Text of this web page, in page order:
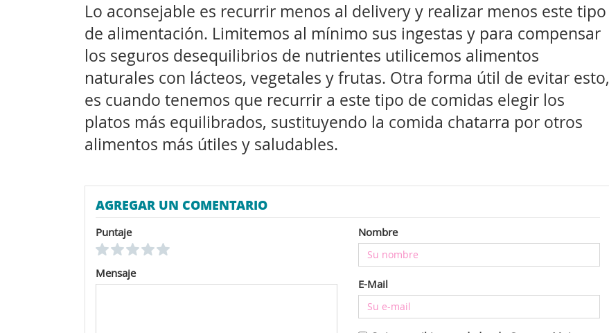
Lo aconsejable es recurrir menos al delivery y realizar menos este tipo
de alimentación. Limitemos al mínimo sus ingestas y para compensar
los seguros desequilibrios de nutrientes utilicemos alimentos
naturales con lácteos, vegetales y frutas. Otra forma útil de evitar esto,
es cuando tenemos que recurrir a este tipo de comidas elegir los
platos más equilibrados, sustituyendo la comida chatarra por otros
alimentos más útiles y saludables.
AGREGAR UN COMENTARIO
Puntaje
Mensaje
Nombre
E-Mail